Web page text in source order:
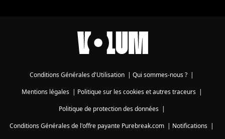
Conditions Générales d'Utilisation | Qui sommes-nous ? |
Mentions légales| Politique sur les cookies et autres traceurs|
Politique de protection des données|
Conditions Générales de l'offre payante Purebreak.com | Notifications |